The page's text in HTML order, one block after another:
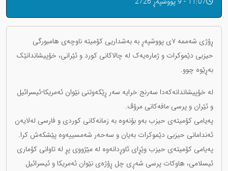
ڕۆژی شەممە ٧ی پووشپەڕ بە بەشداریی کۆمیتە ناوچەی هامبورگی
حیزبی دێموکرات و ژمارەیەک لە چالاکانی کورد و ئێرانی، خۆپیشاندانێک
بەڕێوە چوو.
لە خۆپیشاندانەکەدا سەرنج خرایە سەر ڕێکەوتنی نێوان ئەمریکا-ئیسرائیل
و ئێران و پرسی مافەکانی مرۆڤ.
پەیامی کۆمیتەی حیزب بەو بۆنەوە بە زمانەکانی کوردی و فارسی لەلایەن
ئەندامانی حیزبی دێموکرات بەیان و سەحەر شەمسییەوە پێشکەش کرا.
پەیامی کۆمیتەی حیزب وێڕای ئاوڕدانەوە لە مێژووی پڕ لە تاوانی کۆماری
ئیسلامی، هاوکات پرسی شەڕی چل ڕۆژەی نێوان ئەمریکا و ئیسرائیل